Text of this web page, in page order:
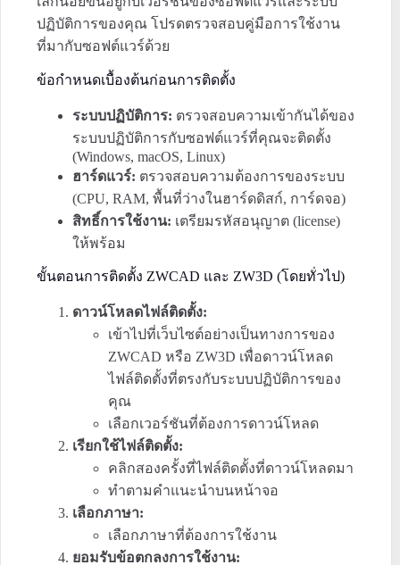
ปฏิบัติการของคุณ โปรดตรวจสอบคู่มือการใช้งาน
ที่มากับซอฟต์แวร์ด้วย
ข้อกำหนดเบื้องต้นก่อนการติดตั้ง
ระบบปฏิบัติการ: ตรวจสอบความเข้ากันได้ของ
ระบบปฏิบัติการกับซอฟต์แวร์ที่คุณจะติดตั้ง
(Windows, macOS, Linux)
ฮาร์ดแวร์: ตรวจสอบความต้องการของระบบ
(CPU, RAM, พื้นที่ว่างในฮาร์ดดิสก์, การ์ดจอ)
สิทธิ์การใช้งาน: เตรียมรหัสอนุญาต (license)
ให้พร้อม
ขั้นตอนการติดตั้ง ZWCAD และ ZW3D (โดยทั่วไป)
ดาวน์โหลดไฟล์ติดตั้ง:
เข้าไปที่เว็บไซต์อย่างเป็นทางการของ
ZWCAD หรือ ZW3D เพื่อดาวน์โหลด
ไฟล์ติดตั้งที่ตรงกับระบบปฏิบัติการของ
คุณ
เลือกเวอร์ชันที่ต้องการดาวน์โหลด
เรียกใช้ไฟล์ติดตั้ง:
คลิกสองครั้งที่ไฟล์ติดตั้งที่ดาวน์โหลดมา
ทำตามคำแนะนำบนหน้าจอ
เลือกภาษา:
เลือกภาษาที่ต้องการใช้งาน
ยอมรับข้อตกลงการใช้งาน: